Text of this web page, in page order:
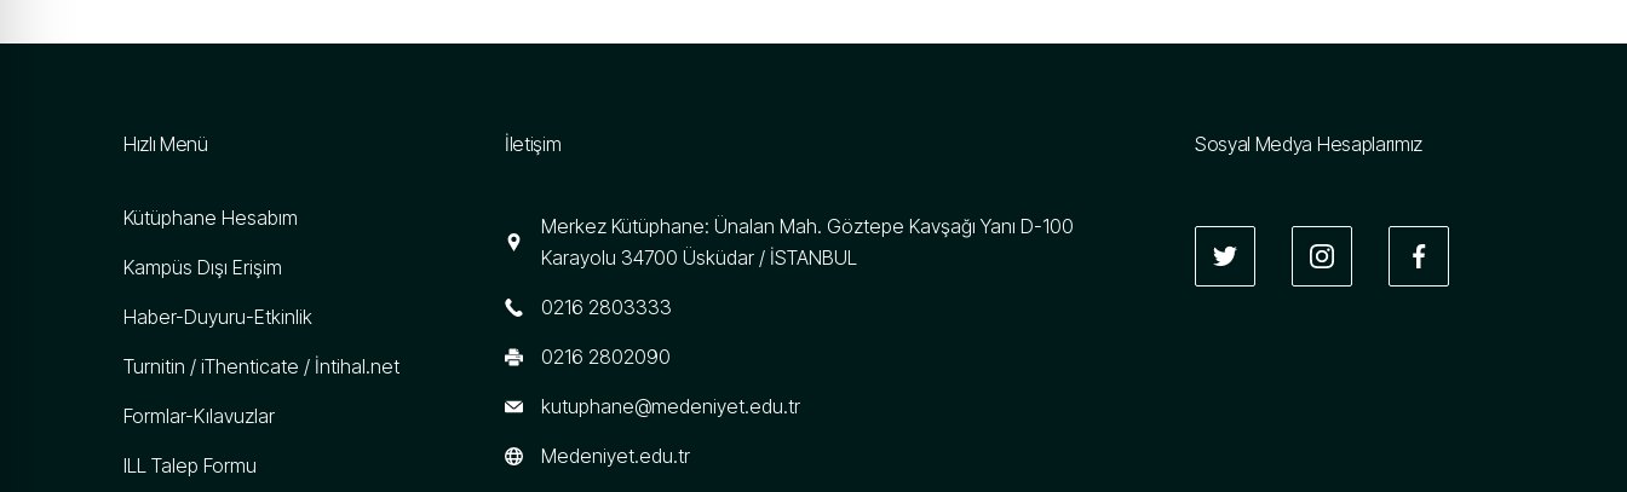
Hızlı Menü
Kütüphane Hesabım
Kampüs Dışı Erişim
Haber-Duyuru-Etkinlik
Turnitin / iThenticate / İntihal.net
Formlar-Kılavuzlar
ILL Talep Formu
İletişim
Merkez Kütüphane: Ünalan Mah. Göztepe Kavşağı Yanı D-100
Karayolu 34700 Üsküdar / İSTANBUL
0216 2803333
0216 2802090
kutuphane@medeniyet.edu.tr
Medeniyet.edu.tr
Sosyal Medya Hesaplarımız